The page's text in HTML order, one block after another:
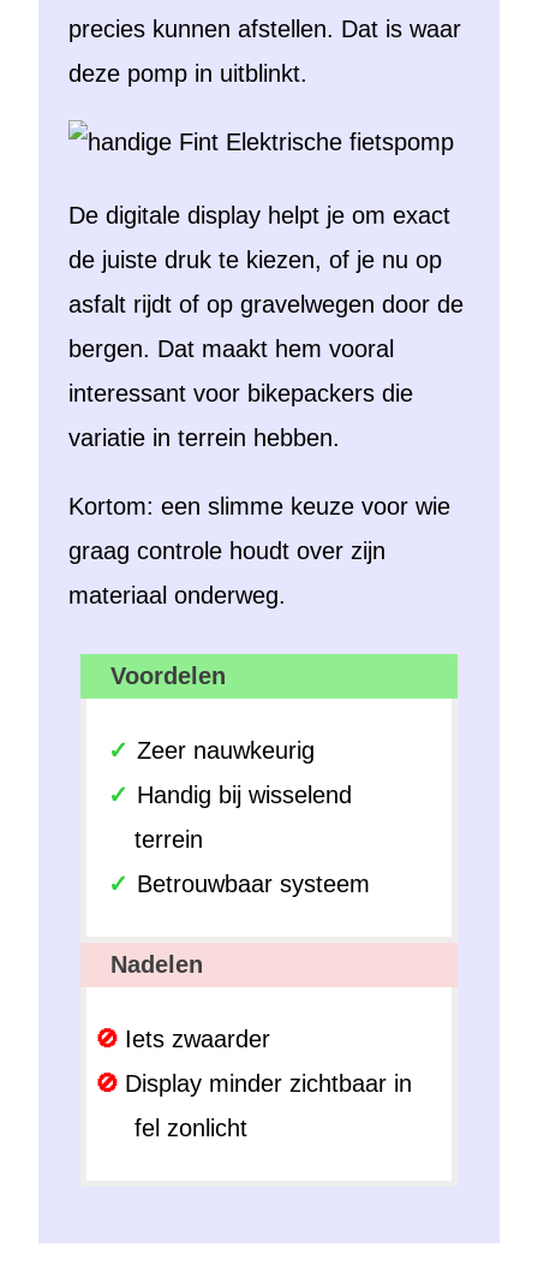
precies kunnen afstellen. Dat is waar
deze pomp in uitblinkt.
De digitale display helpt je om exact
de juiste druk te kiezen, of je nu op
asfalt rijdt of op gravelwegen door de
bergen. Dat maakt hem vooral
interessant voor bikepackers die
variatie in terrein hebben.
Kortom: een slimme keuze voor wie
graag controle houdt over zijn
materiaal onderweg.
Voordelen
Zeer nauwkeurig
Handig bij wisselend
terrein
Betrouwbaar systeem
Nadelen
Iets zwaarder
Display minder zichtbaar in
fel zonlicht